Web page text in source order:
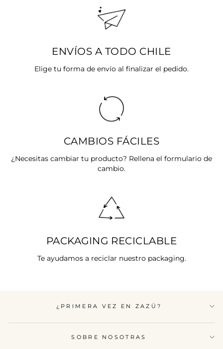
ENVÍOS A TODO CHILE
Elige tu forma de envío al finalizar el pedido.
CAMBIOS FÁCILES
¿Necesitas cambiar tu producto? Rellena el formulario de
cambio.
PACKAGING RECICLABLE
Te ayudamos a reciclar nuestro packaging.
¿PRIMERA VEZ EN ZAZÜ?
SOBRE NOSOTRAS